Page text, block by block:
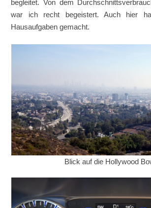
begleitet. Von dem
war ich recht begeistert. Auch hier
Hausaufgaben gemacht.
Blick auf die Hollywood